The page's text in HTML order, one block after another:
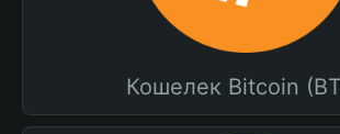
Кошелек Bitcoin